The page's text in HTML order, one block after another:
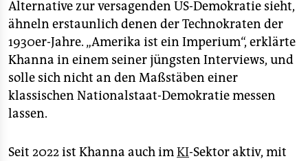
Alternative zur versagenden US-Demokratie sieht,
ähneln erstaunlich denen der Technokraten der
1930er-Jahre. „Amerika ist ein Imperium“, erklärte
Khanna in einem seiner jüngsten Interviews, und
solle sich nicht an den Maßstäben einer
klassischen Nationalstaat-Demokratie messen
lassen.
Seit 2022 ist Khanna auch imKI-Sektor aktiv, mit